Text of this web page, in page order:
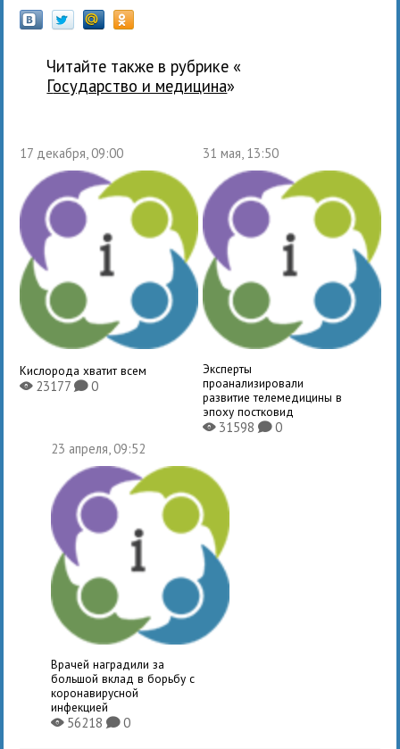
Читайте также в рубрике «
государство и медицина»
17 декабря, 09:00
Кислорода хватит всем
X23177K0
31 мая, 13:50
Эксперты
проанализировали
развитие телемедицины в
эпоху постковид
X31598 K0
23 апреля, 09:52
Врачей наградили за
большой вклад в борьбу с
коронавирусной
инфекцией
X56218K0